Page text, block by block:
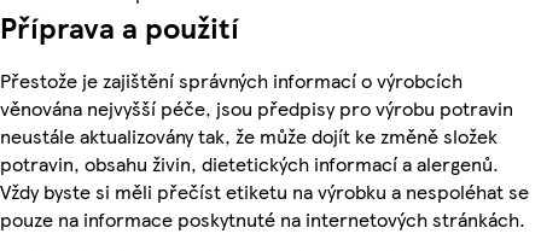
Příprava a použití
Přestože je zajištění správných informací o výrobcích
věnována nejvyšší péče, jsou předpisy pro výrobu potravin
neustále aktualizovány tak, že může dojít ke změně složek
potravin, obsahu živin, dietetických informací a alergenů.
Vždy byste si měli přečíst etiketu na výrobku a nespoléhat se
pouze na informace poskytnuté na internetových stránkách.